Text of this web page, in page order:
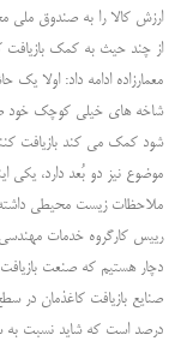
ارزش کالا را به صندوق ملی
از چند حیث به کمک بازیافت
معمارزاده ادامه داد: اولا
شاخه های خیلی کوچک خود
شود کمک می کند بازیافت
موضوع نیز دو بُعد دارد، یکی
ملاحظات زیست محیطی
رییس کارگروه خدمات مهندسی
دچار هستیم که صنعت
درصد است که شاید نسبت به